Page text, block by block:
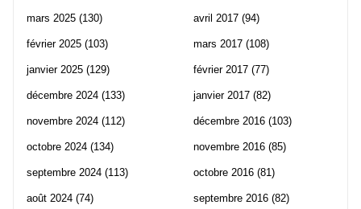
mars 2025 (130)
février 2025 (103)
janvier 2025 (129)
décembre 2024 (133)
novembre 2024 (112)
octobre 2024 (134)
septembre 2024 (113)
août 2024 (74)
avril 2017 (94)
mars 2017 (108)
février 2017 (77)
janvier 2017 (82)
décembre 2016 (103)
novembre 2016 (85)
octobre 2016 (81)
septembre 2016 (82)